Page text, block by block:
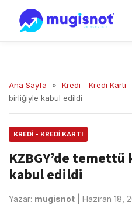
Ana Sayfa » Kredi - Kredi Kartı
birliğiyle kabul edildi
KREDI - KREDI KARTI
KZBGY’de
kabul edildi
Yazar: mugisnot Haziran 18,